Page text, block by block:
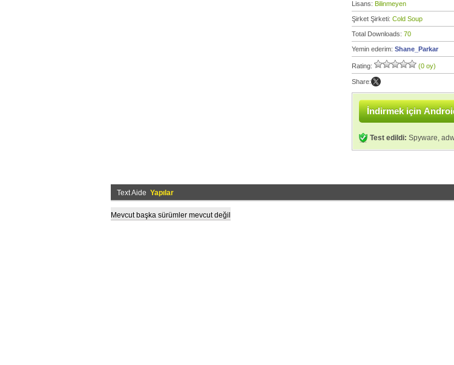
Lisans: Bilinmeyen
Şirket Şirketi: Cold Soup
Total Downloads: 70
Yemin ederim: Shane_Parkar
Rating: (0 oy)
Share:
İndirmek için
Test edildi: Spyware,
Text Aide Yapılar
Mevcut başka sürümler mevcut değil